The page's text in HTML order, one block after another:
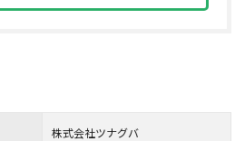
株式会社ツナグバ